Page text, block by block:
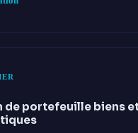
de portefeuille biens